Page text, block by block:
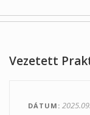
Órarend
Vezetett
DÁTUM